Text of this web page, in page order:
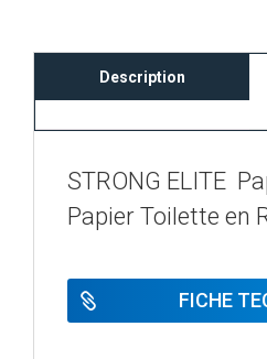
Description
STRONG ELITE
Papier Toilette en
FICHE